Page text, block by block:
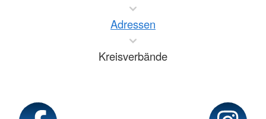
Adressen
Kreisverbände